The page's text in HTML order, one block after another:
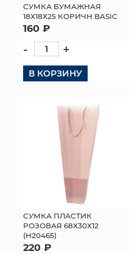
СУМКА БУМАЖНАЯ
18Х18Х25 КОРИЧН BASIC
160 ₽
- +
В КОРЗИНУ
СУМКА ПЛАСТИК
РОЗОВАЯ 68Х30Х12
(H20465)
220 ₽